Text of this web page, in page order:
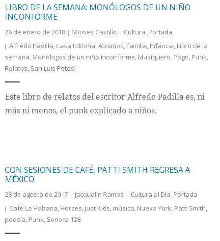
LIBRO DE LA SEMANA: MONÓLOGOS DE UN NIÑO
INCONFORME
26 de enero de 2018 Moises Castillo Cultura, Portada
Alfredo Padilla, Casa Editorial Abismos,familia, Infancia, Libro de la
semana, Monólogos de un niño inconforme, Musiquero, Pogo, Punk,
Relatos, San Luis Potosí
Este libro de relatos del escritor Alfredo Padilla es, ni
más ni menos, el punk explicado a niños.
CON SESIONES DE CAFÉ, PATTI SMITH REGRESA A
MÉXICO
28 de agosto de 2017 Jacquelin Ramos Cultura al Día, Portada
Café La Habana, Horses, Just Kids, música, Nueva York, Patti Smith,
poesía, Punk, Sonora 128